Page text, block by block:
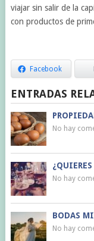
viajar sin salir de la
con productos de
Facebook
ENTRADAS
No hay
No hay
BODAS
No hay